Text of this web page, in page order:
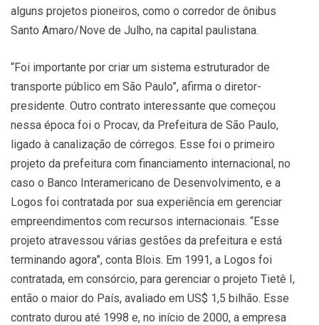
alguns projetos pioneiros, como o corredor de ônibus
Santo Amaro/Nove de Julho, na capital paulistana.
“Foi importante por criar um sistema estruturador de
transporte público em São Paulo”, afirma o diretor-
presidente. Outro contrato interessante que começou
nessa época foi o Procav, da Prefeitura de São Paulo,
ligado à canalização de córregos. Esse foi o primeiro
projeto da prefeitura com financiamento internacional, no
caso o Banco Interamericano de Desenvolvimento, e a
Logos foi contratada por sua experiência em gerenciar
empreendimentos com recursos internacionais. “Esse
projeto atravessou várias gestões da prefeitura e está
terminando agora”, conta Blois. Em 1991, a Logos foi
contratada, em consórcio, para gerenciar o projeto Tietê I,
então o maior do País, avaliado em US$ 1,5 bilhão. Esse
contrato durou até 1998 e, no início de 2000, a empresa